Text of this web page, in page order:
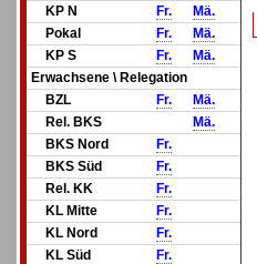
KP N
Fr.
Mä.
Pokal
Fr.
Mä.
KP S
Fr.
Mä.
Erwachsene \ Relegation
BZL
Fr.
Mä.
Rel. BKS
Mä.
BKS Nord
Fr.
BKS Süd
Fr.
Rel. KK
Fr.
KL Mitte
Fr.
KL Nord
Fr.
KL Süd
Fr.